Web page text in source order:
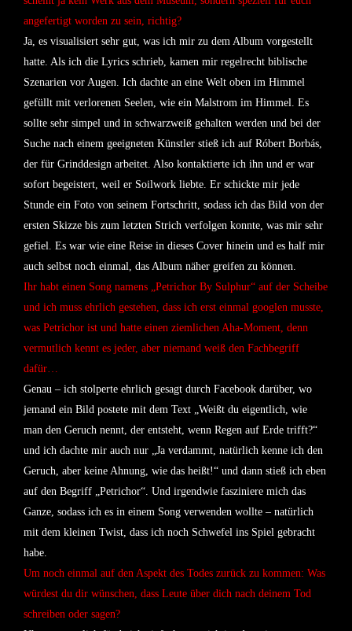
angefertigt worden zu sein, richtig?
Ja, es visualisiert sehr gut, was ich mir zu dem Album vorgestellt
hatte. Als ich die Lyrics schrieb, kamen mir regelrecht biblische
Szenarien vor Augen. Ich dachte an eine Welt oben im Himmel
gefüllt mit verlorenen Seelen, wie ein Malstrom im Himmel. Es
sollte sehr simpel und in schwarzweiß gehalten werden und bei der
Suche nach einem geeigneten Künstler stieß ich auf Róbert Borbás,
der für Grinddesign arbeitet. Also kontaktierte ich ihn und er war
sofort begeistert, weil er Soilwork liebte. Er schickte mir jede
Stunde ein Foto von seinem Fortschritt, sodass ich das Bild von der
ersten Skizze bis zum letzten Strich verfolgen konnte, was mir sehr
gefiel. Es war wie eine Reise in dieses Cover hinein und es half mir
auch selbst noch einmal, das Album näher greifen zu können.
Ihr habt einen Song namens „Petrichor By Sulphur“ auf der Scheibe
und ich muss ehrlich gestehen, dass ich erst einmal googlen musste,
was Petrichor ist und hatte einen ziemlichen Aha-Moment, denn
vermutlich kennt es jeder, aber niemand weiß den Fachbegriff
dafür…
Genau – ich stolperte ehrlich gesagt durch Facebook darüber, wo
jemand ein Bild postete mit dem Text „Weißt du eigentlich, wie
man den Geruch nennt, der entsteht, wenn Regen auf Erde trifft?“
und ich dachte mir auch nur „Ja verdammt, natürlich kenne ich den
Geruch, aber keine Ahnung, wie das heißt!“ und dann stieß ich eben
auf den Begriff „Petrichor“. Und irgendwie fasziniere mich das
Ganze, sodass ich es in einem Song verwenden wollte – natürlich
mit dem kleinen Twist, dass ich noch Schwefel ins Spiel gebracht
habe.
Um noch einmal auf den Aspekt des Todes zurück zu kommen: Was
würdest du dir wünschen, dass Leute über dich nach deinem Tod
schreiben oder sagen?